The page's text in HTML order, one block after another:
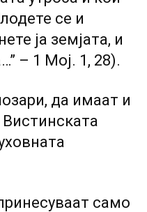
се и
ја земјата, и
– 1 Мој. 1, 28).
да имаат и
само